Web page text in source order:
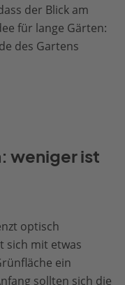
der Blick am
für lange Gärten:
des Gartens
weniger ist
optisch
sich mit etwas
ein
sollten sich die